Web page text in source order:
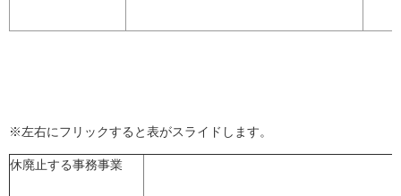
※左右にフリックすると表がスライドします。
休廃止する事務事業